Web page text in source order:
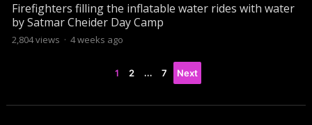
Firefighters filling the inflatable water rides with water
by Satmar Cheider Day Camp
2,804views · 4 weeks ago
1 2 … 7 Next